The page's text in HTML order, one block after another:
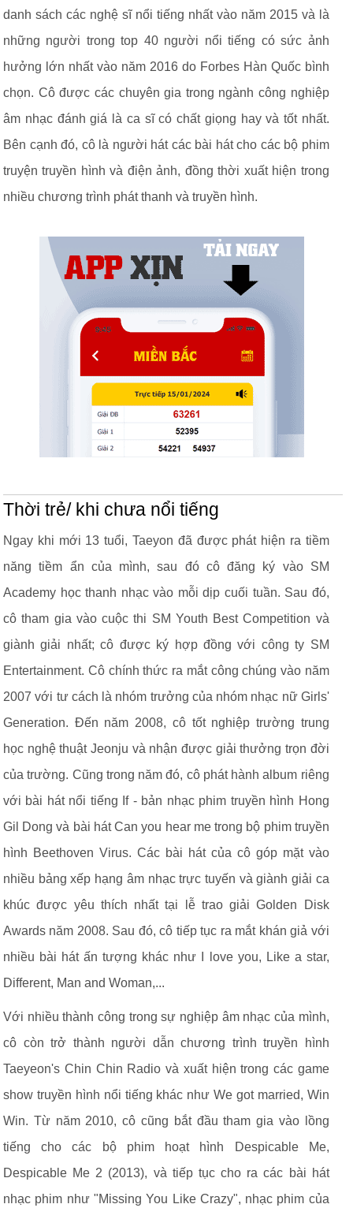
danh sách các nghệ sĩ nổi tiếng nhất vào năm 2015 và là
những người trong top 40 người nổi tiếng có sức ảnh
hưởng lớn nhất vào năm 2016 do Forbes Hàn Quốc bình
chọn. Cô được các chuyên gia trong ngành công nghiệp
âm nhạc đánh giá là ca sĩ có chất giọng hay và tốt nhất.
Bên cạnh đó, cô là người hát các bài hát cho các bộ phim
truyện truyền hình và điện ảnh, đồng thời xuất hiện trong
nhiều chương trình phát thanh và truyền hình.
Thời trẻ/ khi chưa nổi tiếng
Ngay khi mới 13 tuổi, Taeyon đã được phát hiện ra tiềm
năng tiềm ẩn của mình, sau đó cô đăng ký vào SM
Academy học thanh nhạc vào mỗi dịp cuối tuần. Sau đó,
cô tham gia vào cuộc thi SM Youth Best Competition và
giành giải nhất; cô được ký hợp đồng với công ty SM
Entertainment. Cô chính thức ra mắt công chúng vào năm
2007 với tư cách là nhóm trưởng của nhóm nhạc nữ Girls'
Generation. Đến năm 2008, cô tốt nghiệp trường trung
học nghệ thuật Jeonju và nhận được giải thưởng trọn đời
của trường. Cũng trong năm đó, cô phát hành album riêng
với bài hát nổi tiếng If - bản nhạc phim truyền hình Hong
Gil Dong và bài hát Can you hear me trong bộ phim truyền
hình Beethoven Virus. Các bài hát của cô góp mặt vào
nhiều bảng xếp hạng âm nhạc trực tuyến và giành giải ca
khúc được yêu thích nhất tại lễ trao giải Golden Disk
Awards năm 2008. Sau đó, cô tiếp tục ra mắt khán giả với
nhiều bài hát ấn tượng khác như I love you, Like a star,
Different, Man and Woman,...
Với nhiều thành công trong sự nghiệp âm nhạc của mình,
cô còn trở thành người dẫn chương trình truyền hình
Taeyeon's Chin Chin Radio và xuất hiện trong các game
show truyền hình nổi tiếng khác như We got married, Win
Win. Từ năm 2010, cô cũng bắt đầu tham gia vào lồng
tiếng cho các bộ phim hoạt hình Despicable Me,
Despicable Me 2 (2013), và tiếp tục cho ra các bài hát
nhạc phim như "Missing You Like Crazy", nhạc phim của